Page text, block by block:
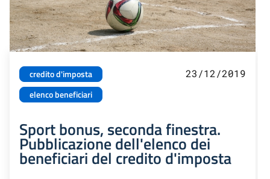
credito d'imposta
elenco beneficiari
23/12/2019
Sport bonus, seconda finestra.
Pubblicazione dell'elenco dei
beneficiari del credito d'imposta